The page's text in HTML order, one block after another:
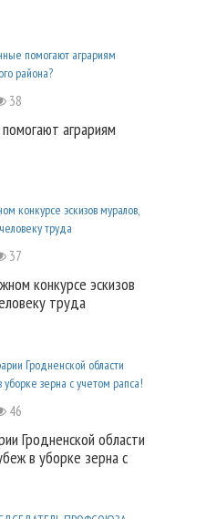
38
аграриям
37
конкурсе эскизов
труда
46
Гродненской области
в уборке зерна с